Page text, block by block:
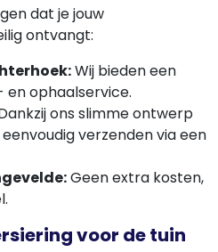
dat je jouw
ontvangt:
Wij bieden een
en ophaalservice.
ons slimme ontwerp
verzenden via een
Geen extra kosten,
voor de tuin